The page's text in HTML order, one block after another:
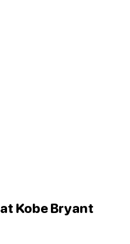
Kobe Bryant